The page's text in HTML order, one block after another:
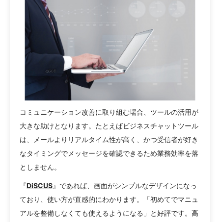
コミュニケーション改善に取り組む場合、ツールの活用が
大きな助けとなります。たとえばビジネスチャットツール
は、メールよりリアルタイム性が高く、かつ受信者が好き
なタイミングでメッセージを確認できるため業務効率を落
としません。
『DiSCUS』であれば、画面がシンプルなデザインになっ
ており、使い方が直感的にわかります。「初めてでマニュ
アルを整備しなくても使えるようになる」と好評です。高